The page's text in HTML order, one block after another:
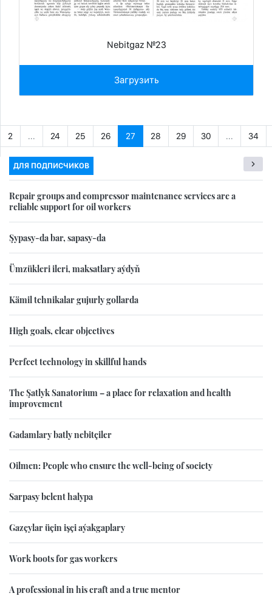
Nebitgaz №23
Загрузить
2 ... 24 25 26 27 28 29 30 ... 34
ДЛЯ ПОДПИСЧИКОВ
Repair groups and compressor maintenance services are a
reliable support for oil workers
Şypasy-da bar, sapasy-da
Ümzükleri ileri, maksatlary aýdyň
Kämil tehnikalar gujurly gollarda
High goals, clear objectives
Perfect technology in skillful hands
The Şatlyk Sanatorium – a place for relaxation and health
improvement
Gadamlary batly nebitçiler
Oilmen: People who ensure the well-being of society
Sarpasy belent halypa
Gazçylar üçin işçi aýakgaplary
Work boots for gas workers
A professional in his craft and a true mentor